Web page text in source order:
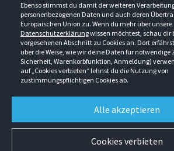
Ebenso stimmst du damit der weiteren
personenbezogenen Daten und auch deren
Europäischen Union zu. Wenn du mehr über unsere
Datenschutzerklärungwissen möchtest, schau dir
vorgesehenen Abschnitt zu Cookies an. Dort
über die Weise, wie wir deine Daten für notwendige
Sicherheit, Warenkorbfunktion, Anmeldung)
auf „Cookies verbieten“ lehnst du die Nutzung von
zustimmungspflichtigen Cookies ab.
Alle akzeptieren
Cookies verbieten
Events
Downloads
Kataloge
Außendienstbesuch
Jobs & Ausbildung
Retouren/Reklamationen
Sarirstraße 5
12529 Schönefeld
Berlin-Schönefeld: +49 30 68 29 54-0
Saerbeck: +49 2574 88750-0
Weißenhorn: +49 731 3982-0
info@groener-schulze.com
Montag - Donnerstag
9:00 - 17:00
Freitag
9:00 - 15:00
FOLGE UNS
AGB Datenschutzbestimmungen
Alle Rechte vorbehalten. © Gröner-Schulze GmbH 2026